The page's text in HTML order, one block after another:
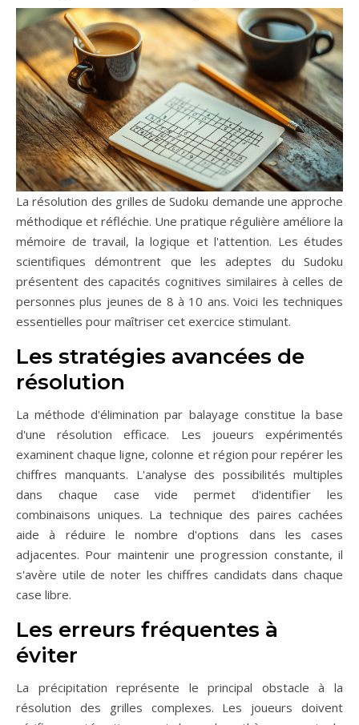
La résolution des grilles de Sudoku demande une approche
méthodique et réfléchie. Une pratique régulière améliore la
mémoire de travail, la logique et l'attention. Les études
scientifiques démontrent que les adeptes du Sudoku
présentent des capacités cognitives similaires à celles de
personnes plus jeunes de 8 à 10 ans. Voici les techniques
essentielles pour maîtriser cet exercice stimulant.
Les stratégies avancées de
résolution
La méthode d'élimination par balayage constitue la base
d'une résolution efficace. Les joueurs expérimentés
examinent chaque ligne, colonne et région pour repérer les
chiffres manquants. L'analyse des possibilités multiples
dans chaque case vide permet d'identifier les
combinaisons uniques. La technique des paires cachées
aide à réduire le nombre d'options dans les cases
adjacentes. Pour maintenir une progression constante, il
s'avère utile de noter les chiffres candidats dans chaque
case libre.
Les erreurs fréquentes à
éviter
La précipitation représente le principal obstacle à la
résolution des grilles complexes. Les joueurs doivent